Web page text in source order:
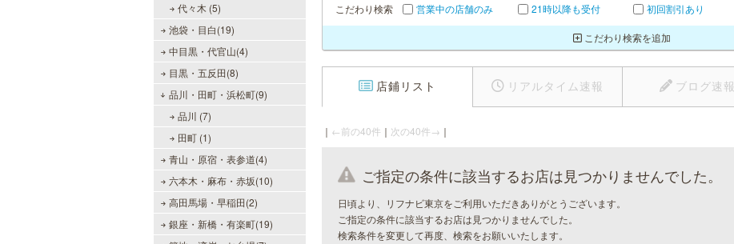
代々木 (5)
池袋・目白(19)
中目黒・代官山(4)
目黒・五反田(8)
品川・田町・浜松町(9)
品川 (7)
田町 (1)
青山・原宿・表参道(4)
六本木・麻布・赤坂(10)
高田馬場・早稲田(2)
銀座・新橋・有楽町(19)
こだわり検索 営業中の店舗のみ 21時以降も受付 初回割引あり
こだわり検索を追加
店鋪リスト リアルタイム速報 ブログ速報
｜ ←前の40件 ｜ 次の40件→ ｜
ご指定の条件に該当するお店は見つかりませんでした。
日頃より、リフナビ東京をご利用いただきありがとうございます。
ご指定の条件に該当するお店は見つかりませんでした。
検索条件を変更して再度、検索をお願いいたします。